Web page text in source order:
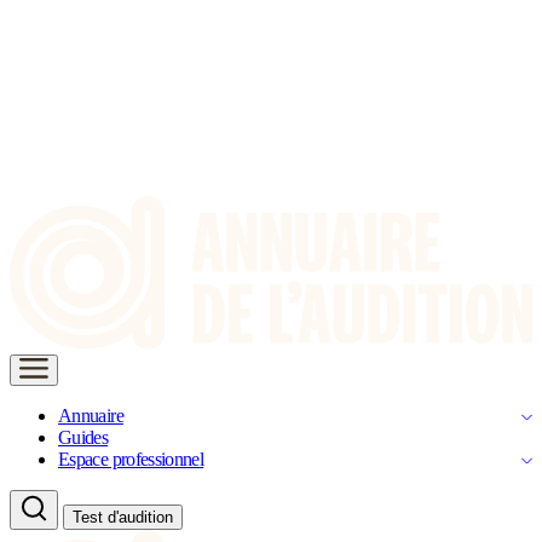
Annuaire
Guides
Espace professionnel
Test d'audition